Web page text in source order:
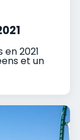
2021
et un